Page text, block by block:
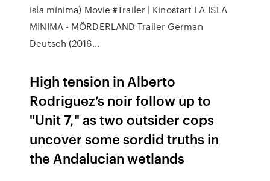
isla mínima) Movie #Trailer | Kinostart LA ISLA
MINIMA - MÖRDERLAND Trailer German
Deutsch (2016…
High tension in Alberto
Rodriguez’s noir follow up to
"Unit 7," as two outsider cops
uncover some sordid truths in
the Andalucian wetlands